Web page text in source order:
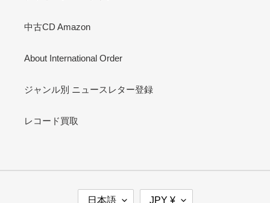
中古CD Amazon
About International Order
ジャンル別 ニュースレター登録
レコード買取
言日本語 通JPY ¥